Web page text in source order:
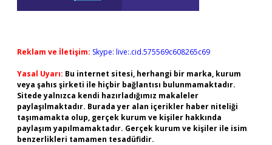
Reklam ve İletişim: Skype: live:.cid.575569c608265c69
Yasal Uyarı: Bu internet sitesi, herhangi bir marka, kurum
veya şahıs şirketi ile hiçbir bağlantısı bulunmamaktadır.
Sitede yalnızca kendi hazırladığımız makaleler
paylaşılmaktadır. Burada yer alan içerikler haber niteliği
taşımamakta olup, gerçek kurum ve kişiler hakkında
paylaşım yapılmamaktadır. Gerçek kurum ve kişiler ile isim
benzerlikleri tamamen tesadüfidir.